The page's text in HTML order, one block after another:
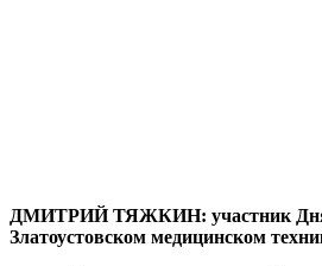
ДМИТРИЙ ТЯЖКИН: участник Дня
Златоустовском медицинском